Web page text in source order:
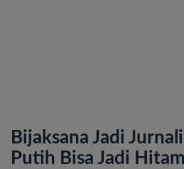
Bijaksana Jadi
Putih Bisa Jadi